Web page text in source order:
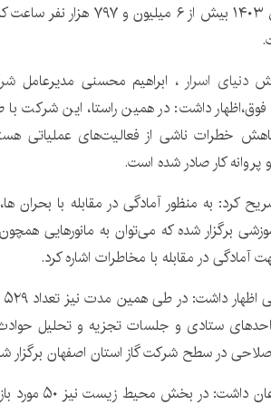
در سال ۱۴۰۳ بیش از ۶
دنیای اسرار ، ابراهیم محسنی مدیرعامل
داشت: در همین راستا، این شرکت با
پروانه کار صادر شده است.
برگزار شده که می‌توان به مانورهایی
در مقابله با مخاطرات اشاره کرد.
در سطح شرکت گاز استان اصفهان برگزار
وی اذعان